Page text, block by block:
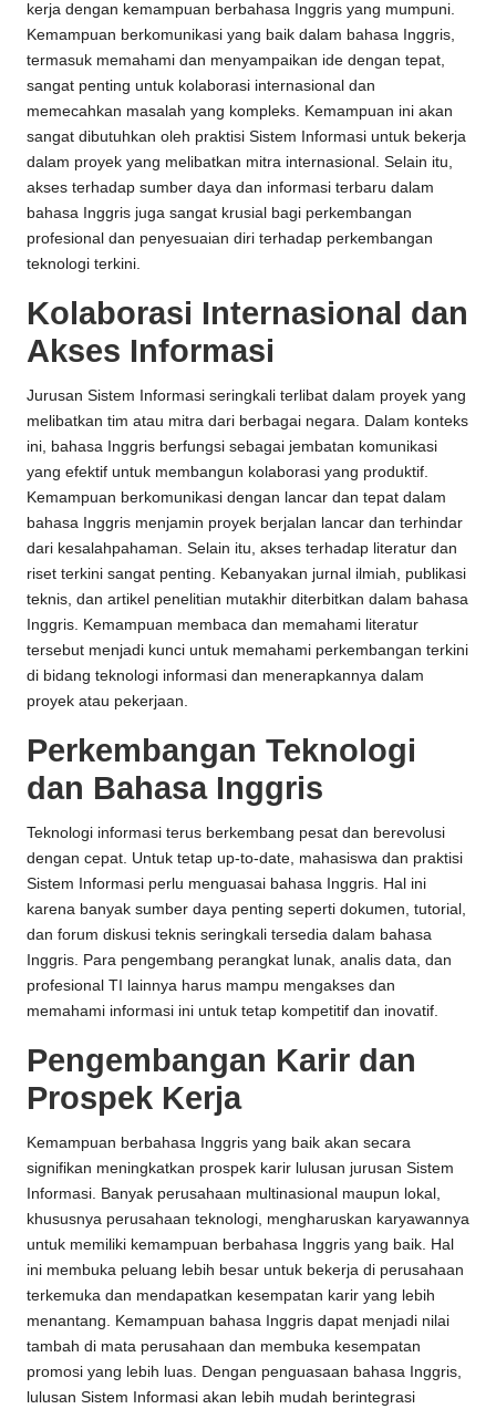
kerja dengan kemampuan berbahasa Inggris yang mumpuni.
Kemampuan berkomunikasi yang baik dalam bahasa Inggris,
termasuk memahami dan menyampaikan ide dengan tepat,
sangat penting untuk kolaborasi internasional dan
memecahkan masalah yang kompleks. Kemampuan ini akan
sangat dibutuhkan oleh praktisi Sistem Informasi untuk bekerja
dalam proyek yang melibatkan mitra internasional. Selain itu,
akses terhadap sumber daya dan informasi terbaru dalam
bahasa Inggris juga sangat krusial bagi perkembangan
profesional dan penyesuaian diri terhadap perkembangan
teknologi terkini.
Kolaborasi Internasional dan
Akses Informasi
Jurusan Sistem Informasi seringkali terlibat dalam proyek yang
melibatkan tim atau mitra dari berbagai negara. Dalam konteks
ini, bahasa Inggris berfungsi sebagai jembatan komunikasi
yang efektif untuk membangun kolaborasi yang produktif.
Kemampuan berkomunikasi dengan lancar dan tepat dalam
bahasa Inggris menjamin proyek berjalan lancar dan terhindar
dari kesalahpahaman. Selain itu, akses terhadap literatur dan
riset terkini sangat penting. Kebanyakan jurnal ilmiah, publikasi
teknis, dan artikel penelitian mutakhir diterbitkan dalam bahasa
Inggris. Kemampuan membaca dan memahami literatur
tersebut menjadi kunci untuk memahami perkembangan terkini
di bidang teknologi informasi dan menerapkannya dalam
proyek atau pekerjaan.
Perkembangan Teknologi
dan Bahasa Inggris
Teknologi informasi terus berkembang pesat dan berevolusi
dengan cepat. Untuk tetap up-to-date, mahasiswa dan praktisi
Sistem Informasi perlu menguasai bahasa Inggris. Hal ini
karena banyak sumber daya penting seperti dokumen, tutorial,
dan forum diskusi teknis seringkali tersedia dalam bahasa
Inggris. Para pengembang perangkat lunak, analis data, dan
profesional TI lainnya harus mampu mengakses dan
memahami informasi ini untuk tetap kompetitif dan inovatif.
Pengembangan Karir dan
Prospek Kerja
Kemampuan berbahasa Inggris yang baik akan secara
signifikan meningkatkan prospek karir lulusan jurusan Sistem
Informasi. Banyak perusahaan multinasional maupun lokal,
khususnya perusahaan teknologi, mengharuskan karyawannya
untuk memiliki kemampuan berbahasa Inggris yang baik. Hal
ini membuka peluang lebih besar untuk bekerja di perusahaan
terkemuka dan mendapatkan kesempatan karir yang lebih
menantang. Kemampuan bahasa Inggris dapat menjadi nilai
tambah di mata perusahaan dan membuka kesempatan
promosi yang lebih luas. Dengan penguasaan bahasa Inggris,
lulusan Sistem Informasi akan lebih mudah berintegrasi